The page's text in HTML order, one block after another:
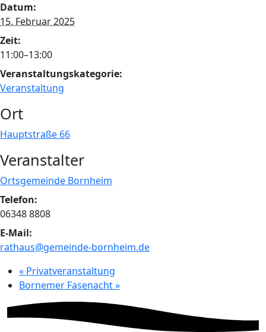
Datum:
15. Februar 2025
Zeit:
11:00–13:00
Veranstaltungskategorie:
Veranstaltung
Ort
Hauptstraße 66
Veranstalter
Ortsgemeinde Bornheim
Telefon:
06348 8808
E-Mail:
rathaus@gemeinde-bornheim.de
« Privatveranstaltung
Bornemer Fasenacht»